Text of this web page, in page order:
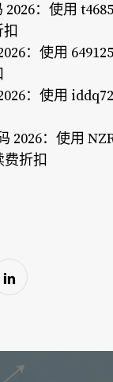
：使用
：使用
：使用
2026：使用
费折扣